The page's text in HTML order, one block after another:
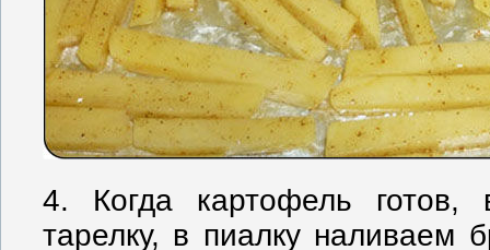
4. Когда картофель готов,
тарелку, в пиалку наливаем